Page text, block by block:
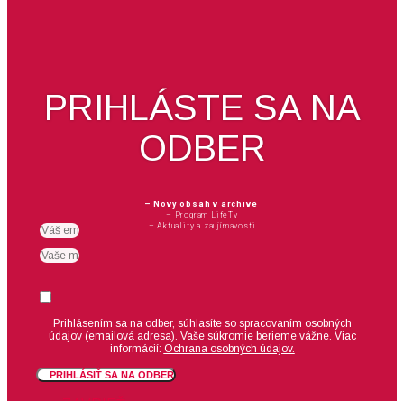
PRIHLÁSTE SA NA
ODBER
– Nový obsah v archíve
– Program LifeTv
– Aktuality a zaujímavosti
Prihlásením sa na odber, súhlasíte so spracovaním osobných
údajov (emailová adresa). Vaše súkromie berieme vážne. Viac
informácií: Ochrana osobných údajov.
PRIHLÁSIŤ SA NA ODBER